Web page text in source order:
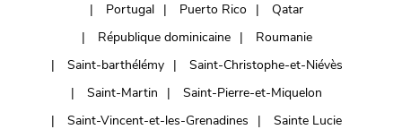
Portugal
Puerto Rico
Qatar
République dominicaine
Roumanie
Saint-barthélémy
Saint-Christophe-et-Niévès
Saint-Martin
Saint-Pierre-et-Miquelon
Saint-Vincent-et-les-Grenadines
Sainte Lucie